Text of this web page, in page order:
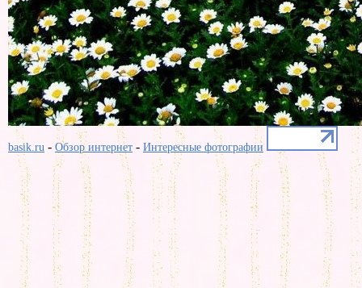
basik.ru - Обзор интернет - Интересные фотографии